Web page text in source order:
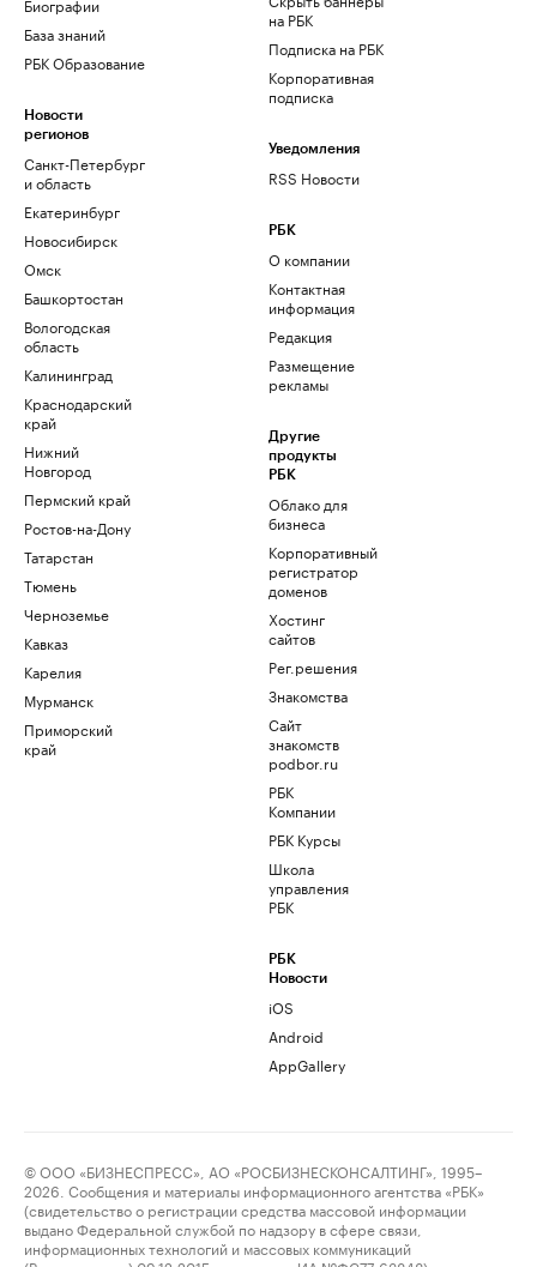
База знаний
РБК Образование
Новости
регионов
Санкт-Петербург
и область
Екатеринбург
Новосибирск
Омск
Башкортостан
Вологодская
область
Калининград
Краснодарский
край
Нижний
Новгород
Пермский край
Ростов-на-Дону
Татарстан
Тюмень
Черноземье
Кавказ
Карелия
Мурманск
Приморский
край
на РБК
Подписка на РБК
Корпоративная
подписка
Уведомления
RSS Новости
РБК
О компании
Контактная
информация
Редакция
Размещение
рекламы
Другие
продукты
РБК
Облако для
бизнеса
Корпоративный
регистратор
доменов
Хостинг
сайтов
Рег.решения
Знакомства
Сайт
знакомств
podbor.ru
РБК
Компании
РБК Курсы
Школа
управления
РБК
РБК
Новости
iOS
Android
AppGallery
© ООО «БИЗНЕСПРЕСС», АО «РОСБИЗНЕСКОНСАЛТИНГ», 1995–
2026. Сообщения и материалы информационного агентства «РБК»
(свидетельство о регистрации средства массовой информации
выдано Федеральной службой по надзору в сфере связи,
информационных технологий и массовых коммуникаций